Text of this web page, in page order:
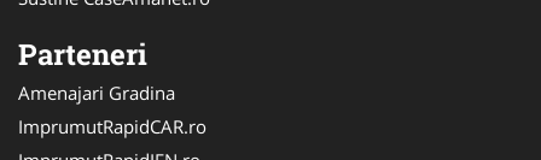
Parteneri
Amenajari Gradina
ImprumutRapidCAR.ro